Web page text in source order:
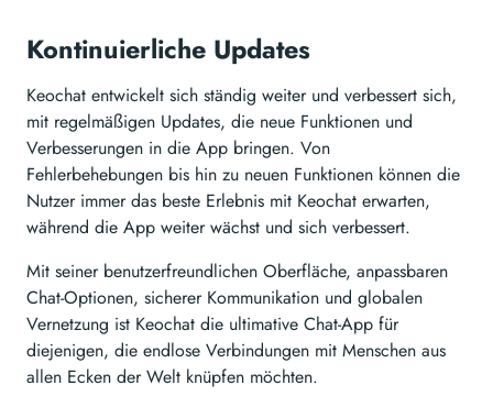
Kontinuierliche Updates
Keochat entwickelt sich ständig weiter und verbessert sich,
mit regelmäßigen Updates, die neue Funktionen und
Verbesserungen in die App bringen. Von
Fehlerbehebungen bis hin zu neuen Funktionen können die
Nutzer immer das beste Erlebnis mit Keochat erwarten,
während die App weiter wächst und sich verbessert.
Mit seiner benutzerfreundlichen Oberfläche, anpassbaren
Chat-Optionen, sicherer Kommunikation und globalen
Vernetzung ist Keochat die ultimative Chat-App für
diejenigen, die endlose Verbindungen mit Menschen aus
allen Ecken der Welt knüpfen möchten.